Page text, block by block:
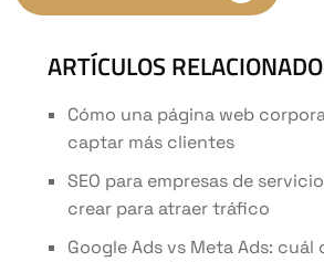
ARTÍCULOS
Cómo una página web
captar más clientes
SEO para empresas de
crear para atraer tráfico
Google Ads vs Meta Ads: cuál